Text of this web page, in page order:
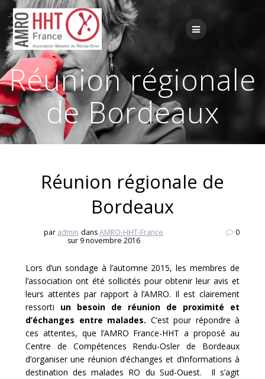
Passer
au
contenu
Réunion régionale
de Bordeaux
Réunion régionale de
Bordeaux
par admin dansAMRO-HHT-France
sur 9 novembre 2016
0
Lors d’un sondage à l’automne 2015, les membres de
l’association ont été sollicités pour obtenir leur avis et
leurs attentes par rapport à l’AMRO. Il est clairement
ressorti un besoin de réunion de proximité et
d’échanges entre malades. C’est pour répondre à
ces attentes, que l’AMRO France-HHT a proposé au
Centre de Compétences Rendu-Osler de Bordeaux
d’organiser une réunion d’échanges et d’informations à
destination des malades RO du Sud-Ouest. Il s’agit